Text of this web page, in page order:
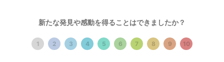
：社会も進化して、身近にあるものでどんどん作品が
作れる時代になってきているので、初期衝動に突き進むよ
うに、作品を作って、発信していってほしいですね。
新たな発見や感動を得ることはできましたか？
1 2 3 4 5 6 7 8 9 10